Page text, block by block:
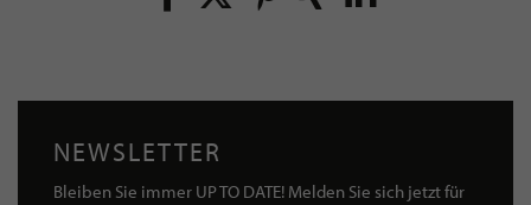
NEWSLETTER
Bleiben Sie immer UP TO DATE! Melden Sie sich jetzt für